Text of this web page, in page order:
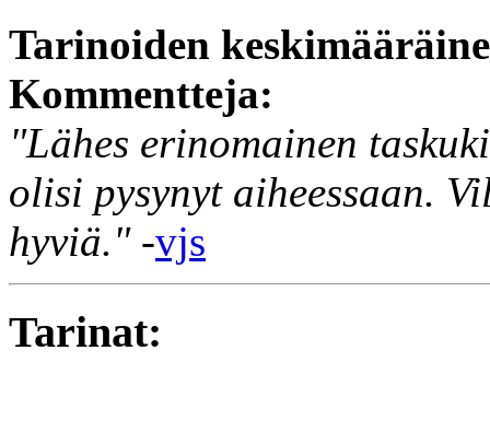
Tarinoiden
Kommentteja:
"Lähes erinomainen
olisi pysynyt aiheessaan.
hyviä."-vjs
Tarinat: